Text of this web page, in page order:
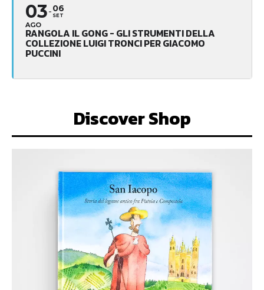
03
AGO
06
SET
RANGOLA IL GONG - GLI STRUMENTI DELLA
COLLEZIONE LUIGI TRONCI PER GIACOMO
PUCCINI
Discover Shop